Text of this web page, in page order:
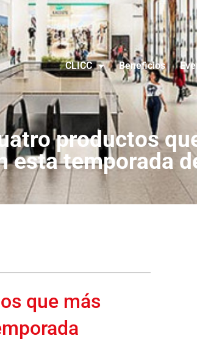
CLICC Beneficios
productos
esta temporada
que más